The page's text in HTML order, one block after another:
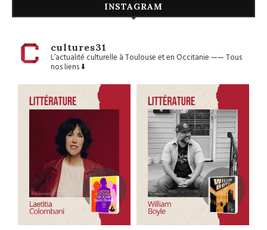
INSTAGRAM
cultures31
L’actualité culturelle à Toulouse et en Occitanie——Tous
nos liens ⬇️